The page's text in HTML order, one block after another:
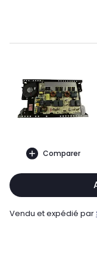
Comparer
Vendu et expédié par